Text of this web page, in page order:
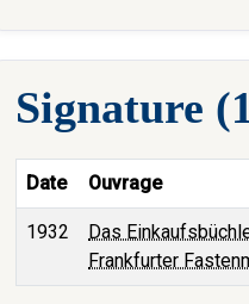
Signature
Date Ouvrage
1932
Das
Frankfurter